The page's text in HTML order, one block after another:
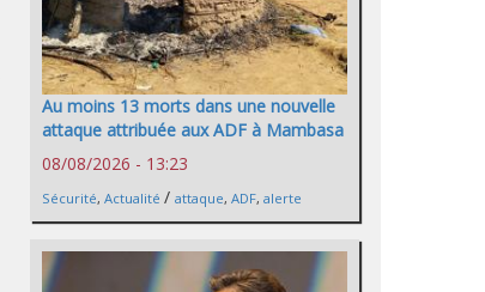
Au moins 13 morts dans une nouvelle
attaque attribuée aux ADF à Mambasa
08/08/2026 - 13:23
Sécurité, Actualité / attaque, ADF, alerte